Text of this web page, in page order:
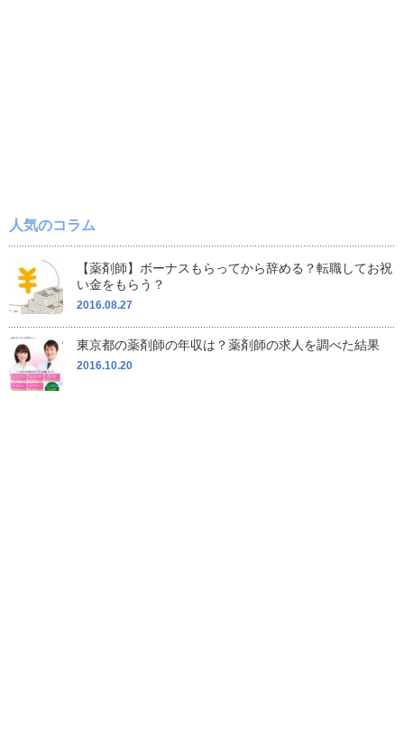
人気のコラム
【薬剤師】ボーナスもらってから辞める？転職してお祝
い金をもらう？
2016.08.27
東京都の薬剤師の年収は？薬剤師の求人を調べた結果
2016.10.20